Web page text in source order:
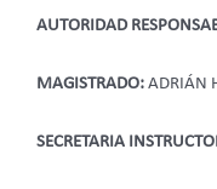
AUTORIDAD
MAGISTRADO: ADRIÁN
SECRETARIA